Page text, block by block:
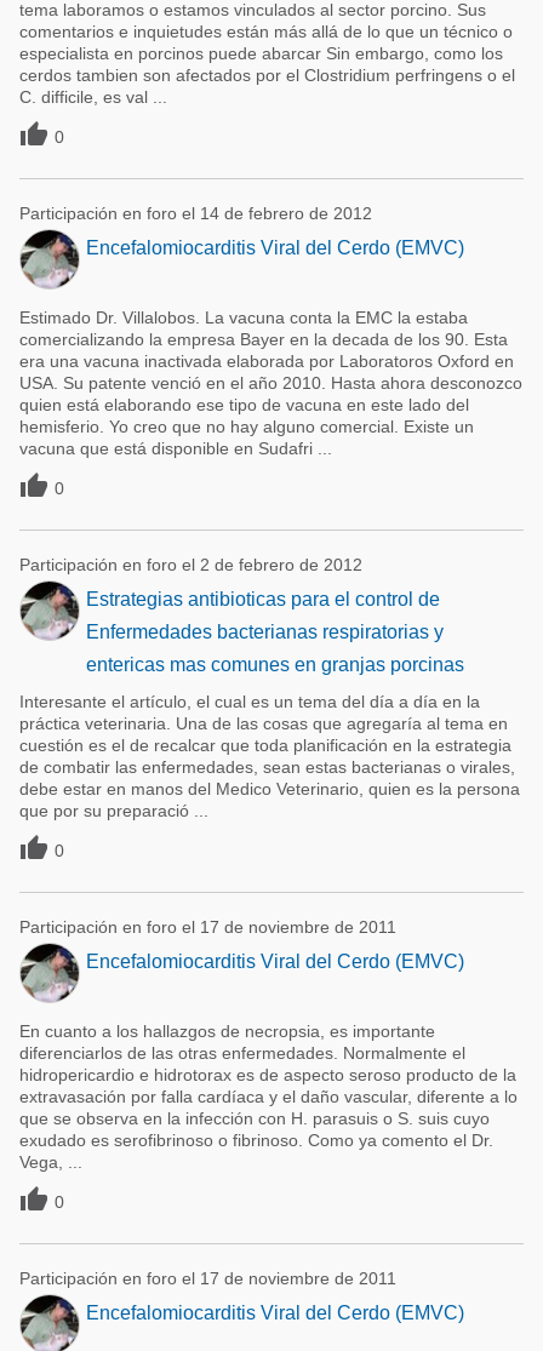
tema laboramos o estamos vinculados al sector porcino. Sus
comentarios e inquietudes están más allá de lo que un técnico o
especialista en porcinos puede abarcar Sin embargo, como los
cerdos tambien son afectados por el Clostridium perfringens o el
C. difficile, es val ...
 0
Participación en foro el 14 de febrero de 2012
Encefalomiocarditis Viral del Cerdo (EMVC)
Estimado Dr. Villalobos. La vacuna conta la EMC la estaba
comercializando la empresa Bayer en la decada de los 90. Esta
era una vacuna inactivada elaborada por Laboratoros Oxford en
USA. Su patente venció en el año 2010. Hasta ahora desconozco
quien está elaborando ese tipo de vacuna en este lado del
hemisferio. Yo creo que no hay alguno comercial. Existe un
vacuna que está disponible en Sudafri ...
 0
Participación en foro el 2 de febrero de 2012
Estrategias antibioticas para el control de
Enfermedades bacterianas respiratorias y
entericas mas comunes en granjas porcinas
Interesante el artículo, el cual es un tema del día a día en la
práctica veterinaria. Una de las cosas que agregaría al tema en
cuestión es el de recalcar que toda planificación en la estrategia
de combatir las enfermedades, sean estas bacterianas o virales,
debe estar en manos del Medico Veterinario, quien es la persona
que por su preparació ...
 0
Participación en foro el 17 de noviembre de 2011
Encefalomiocarditis Viral del Cerdo (EMVC)
En cuanto a los hallazgos de necropsia, es importante
diferenciarlos de las otras enfermedades. Normalmente el
hidropericardio e hidrotorax es de aspecto seroso producto de la
extravasación por falla cardíaca y el daño vascular, diferente a lo
que se observa en la infección con H. parasuis o S. suis cuyo
exudado es serofibrinoso o fibrinoso. Como ya comento el Dr.
Vega, ...
 0
Participación en foro el 17 de noviembre de 2011
Encefalomiocarditis Viral del Cerdo (EMVC)